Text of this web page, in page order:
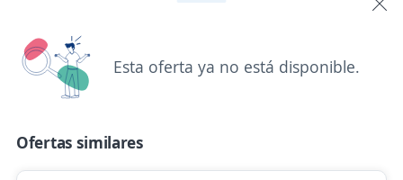
$ 10,000.00 (Mensual) + Comisiones
Ayer
Ejecutivo(a) de Ventas y Prospección Digital
Sociedad Cooperativa IUS Asesores
Esta oferta ya no está disponible.
Ofertas similares